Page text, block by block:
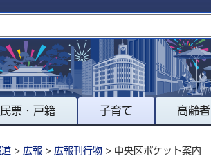
票・戸籍 子育て 高齢者
> 広報 > 広報刊行物 > 中央区ポケット案内